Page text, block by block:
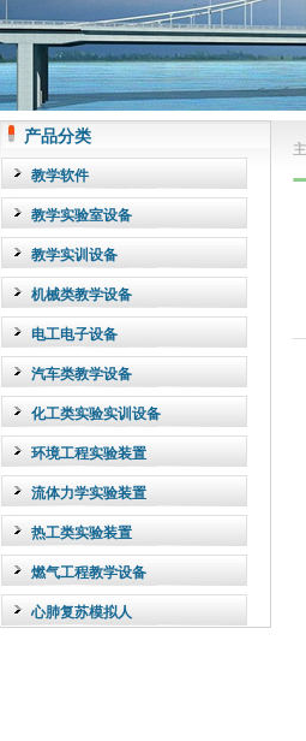
产品分类
教学软件
教学实验室设备
教学实训设备
机械类教学设备
电工电子设备
汽车类教学设备
化工类实验实训设备
环境工程实验装置
流体力学实验装置
热工类实验装置
燃气工程教学设备
心肺复苏模拟人